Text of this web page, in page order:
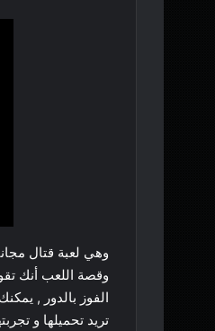
وقصة اللعب أنك
الفوز بالدور ,
تريد تحميلها و